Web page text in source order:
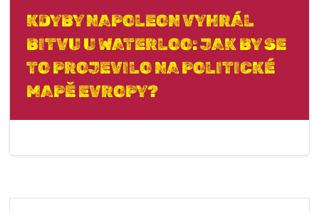
KDYBY NAPOLEON VYHRÁL
BITVU U WATERLOO: JAK BY SE
TO PROJEVILO NA POLITICKÉ
MAPĚ EVROPY?